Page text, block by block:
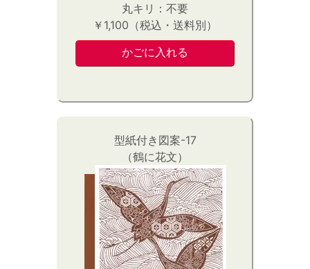
丸キリ：不要
￥1,100（税込・送料別）
型紙付き図案-17
（鶴に花文）